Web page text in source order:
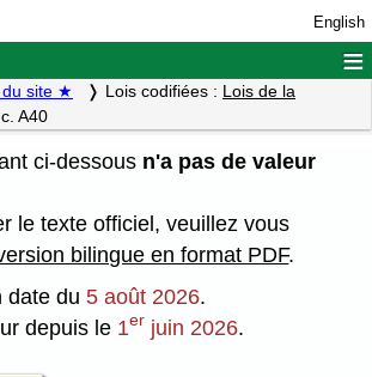
English
≡
site ★ Lois codifiées : Lois de la
A40
ci-dessous n'a pas de valeur
le texte officiel, veuillez vous
bilingue en format PDF.
date du 5 août 2026.
depuis le 1er juin 2026.